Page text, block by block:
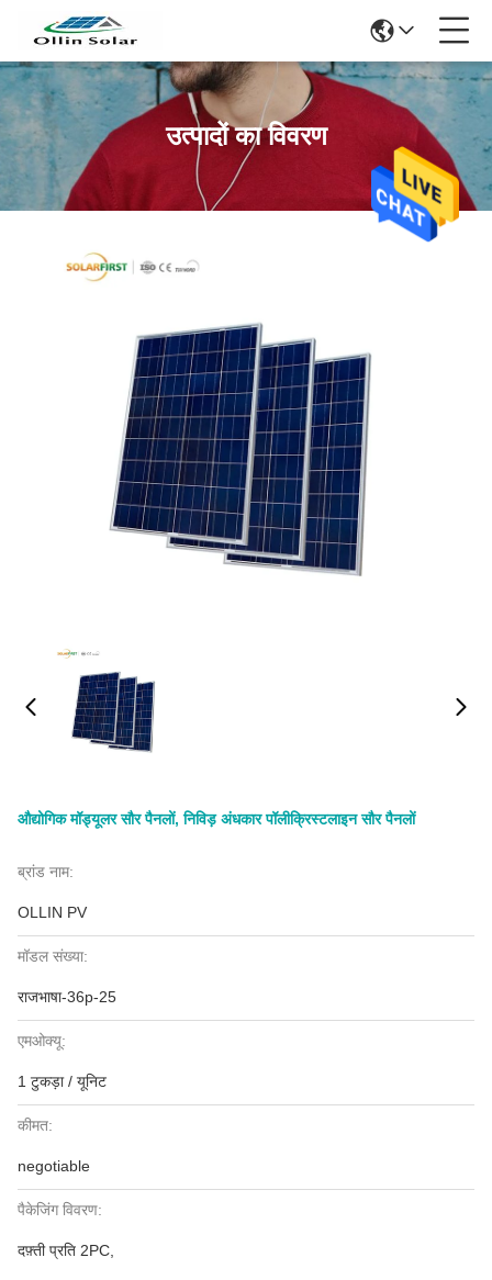
उत्पादों का विवरण
औद्योगिक मॉड्यूलर सौर पैनलों, निविड़ अंधकार पॉलीक्रिस्टलाइन सौर पैनलों
ब्रांड नाम:
OLLIN PV
मॉडल संख्या:
राजभाषा-36p-25
एमओक्यू:
1 टुकड़ा / यूनिट
कीमत:
negotiable
पैकेजिंग विवरण:
दफ़्ती प्रति 2PC,